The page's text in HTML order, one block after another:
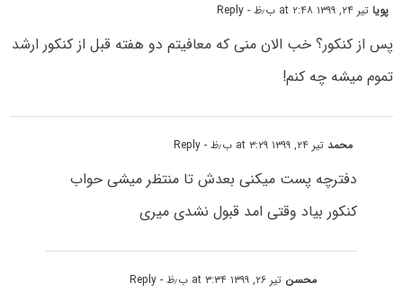
پویاتیر ۲۴, ۱۳۹۹ at ۲:۴۸ ب٫ظ - Reply
پس از کنکور؟ خب الان منی که معافیتم دو هفته قبل از کنکور ارشد
تموم میشه چه کنم!
محمدتیر ۲۴, ۱۳۹۹ at ۳:۲۹ ب٫ظ - Reply
دفترچه پست میکنی بعدش تا منتظر میشی حواب
کنکور بیاد وقتی امد قبول نشدی میری
محسن تیر ۲۶, ۱۳۹۹ at ۳:۳۴ ب٫ظ - Reply